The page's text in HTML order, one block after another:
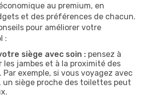
au premium, en
et des préférences de chacun.
pour améliorer votre
:
siège avec soin : pensez à
les jambes et à la proximité des
Par exemple, si vous voyagez avec
un siège proche des toilettes peut